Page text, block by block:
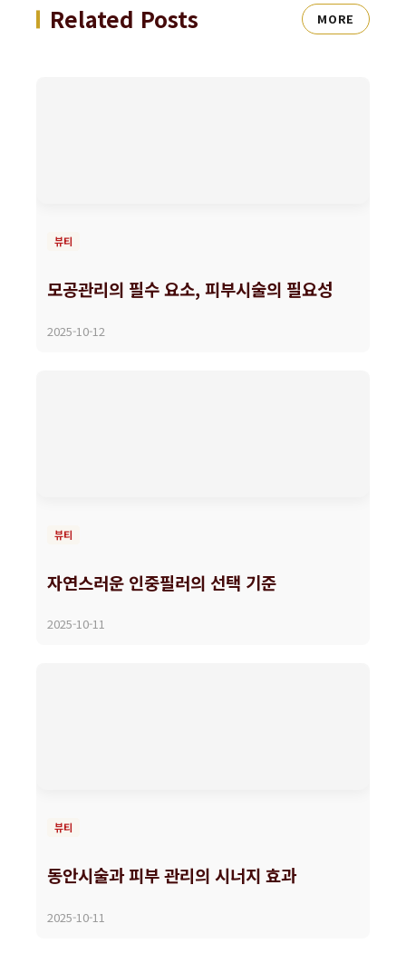
Related Posts MORE
뷰티
모공관리의 필수 요소, 피부시술의 필요성
2025-10-12
뷰티
자연스러운 인중필러의 선택 기준
2025-10-11
뷰티
동안시술과 피부 관리의 시너지 효과
2025-10-11